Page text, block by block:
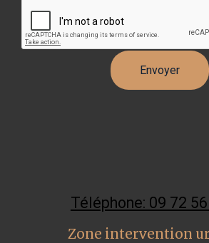
Téléphone: 09 72
Zone intervention